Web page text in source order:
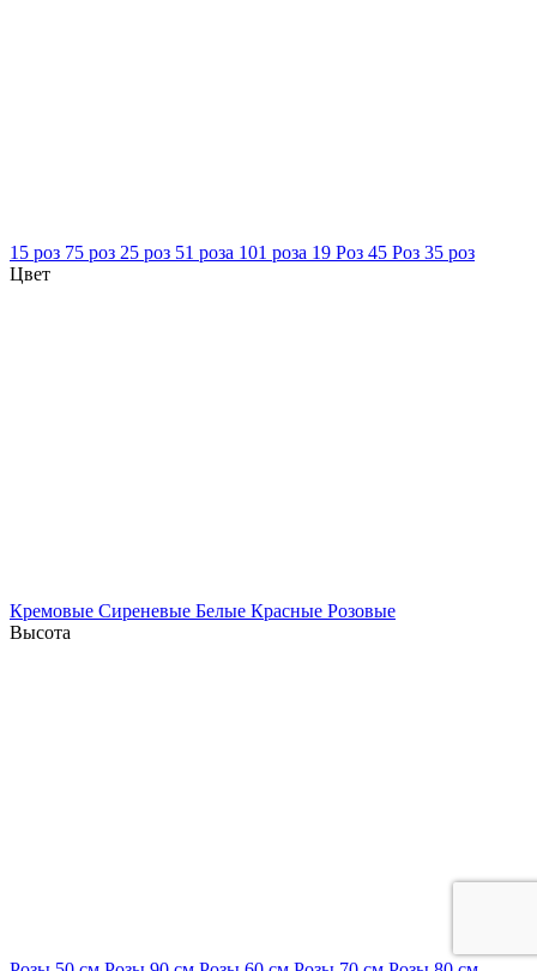
15 роз 75 роз 25 роз 51 роза 101 роза 19 Роз 45 Роз 35 роз
Цвет
Кремовые Сиреневые Белые Красные Розовые
Высота